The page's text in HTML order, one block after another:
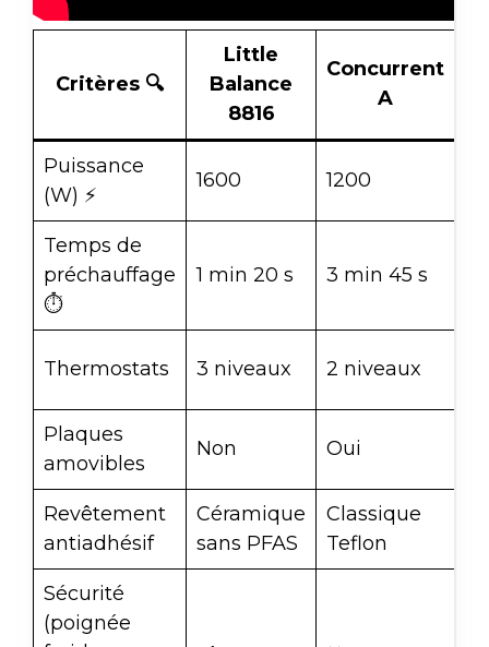
Critères 🔍
Little
Balance
8816
Concurrent
A
Puissance
(W) ⚡️
1600 1200
Temps de
préchauffage
⏱️
1 min 20 s 3 min 45 s
Thermostats 3 niveaux 2 niveaux
Plaques
amovibles
Non Oui
Revêtement
antiadhésif
Céramique
sans PFAS
Classique
Teflon
Sécurité
(poignée